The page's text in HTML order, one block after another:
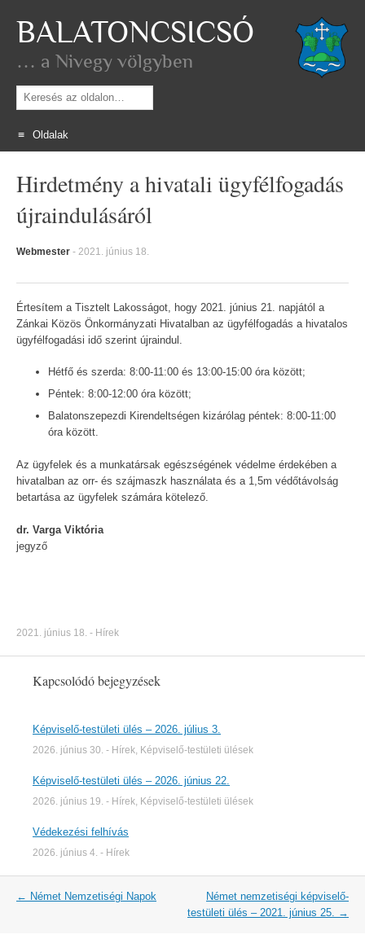
BALATONCSICSÓ
… a Nivegy völgyben
Keresés
Oldalak
Hirdetmény a hivatali ügyfélfogadás
újraindulásáról
Webmester - 2021. június 18.
Értesítem a Tisztelt Lakosságot, hogy 2021. június 21. napjától a
Zánkai Közös Önkormányzati Hivatalban az ügyfélfogadás a hivatalos
ügyfélfogadási idő szerint újraindul.
Hétfő és szerda: 8:00-11:00 és 13:00-15:00 óra között;
Péntek: 8:00-12:00 óra között;
Balatonszepezdi Kirendeltségen kizárólag péntek: 8:00-11:00
óra között.
Az ügyfelek és a munkatársak egészségének védelme érdekében a
hivatalban az orr- és szájmaszk használata és a 1,5m védőtávolság
betartása az ügyfelek számára kötelező.
dr. Varga Viktória
jegyző
2021. június 18. - Hírek
Kapcsolódó bejegyzések
Képviselő-testületi ülés – 2026. július 3.
2026. június 30. - Hírek Képviselő-testületi ülések
Képviselő-testületi ülés – 2026. június 22.
2026. június 19. - Hírek Képviselő-testületi ülések
Védekezési felhívás
2026. június 4. - Hírek
Post
← Német Nemzetiségi Napok
Német nemzetiségi képviselő-
testületi ülés – 2021. június 25.
→